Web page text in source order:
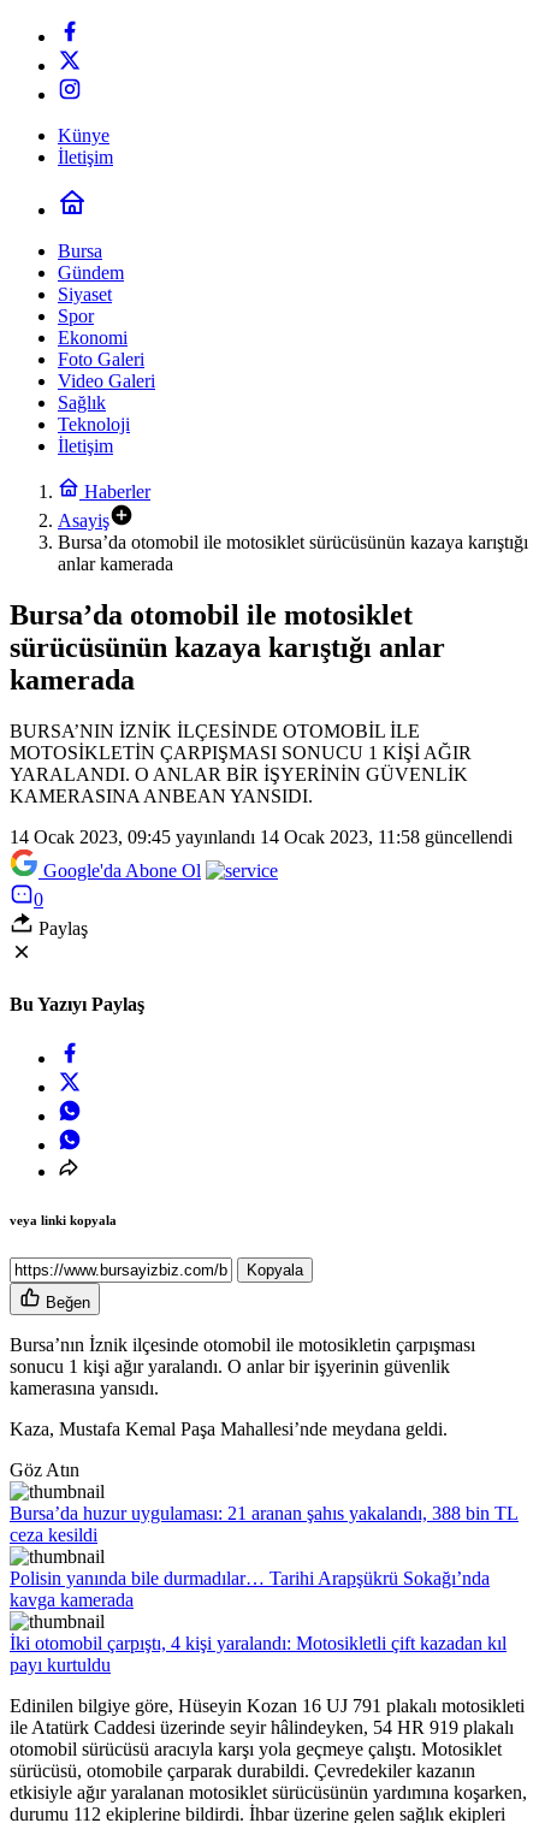
Künye
İletişim
Bursa
Gündem
Siyaset
Spor
Ekonomi
Foto Galeri
Video Galeri
Sağlık
Teknoloji
İletişim
Haberler
Asayiş
Bursa’da otomobil ile motosiklet sürücüsünün kazaya karıştığı
anlar kamerada
Bursa’da otomobil ile motosiklet
sürücüsünün kazaya karıştığı anlar
kamerada
BURSA’NIN İZNİK İLÇESİNDE OTOMOBİL İLE
MOTOSİKLETİN ÇARPIŞMASI SONUCU 1 KİŞİ AĞIR
YARALANDI. O ANLAR BİR İŞYERİNİN GÜVENLİK
KAMERASINA ANBEAN YANSIDI.
14 Ocak 2023, 09:45 yayınlandı 14 Ocak 2023, 11:58 güncellendi
Google'da Abone Ol
0
Paylaş
Bu Yazıyı Paylaş
veya linki kopyala
Kopyala
Beğen
Bursa’nın İznik ilçesinde otomobil ile motosikletin çarpışması
sonucu 1 kişi ağır yaralandı. O anlar bir işyerinin güvenlik
kamerasına yansıdı.
Kaza, Mustafa Kemal Paşa Mahallesi’nde meydana geldi.
Göz Atın
Bursa’da huzur uygulaması: 21 aranan şahıs yakalandı, 388 bin TL
ceza kesildi
Polisin yanında bile durmadılar… Tarihi Arapşükrü Sokağı’nda
kavga kamerada
İki otomobil çarpıştı, 4 kişi yaralandı: Motosikletli çift kazadan kıl
payı kurtuldu
Edinilen bilgiye göre, Hüseyin Kozan 16 UJ 791 plakalı motosikleti
ile Atatürk Caddesi üzerinde seyir hâlindeyken, 54 HR 919 plakalı
otomobil sürücüsü aracıyla karşı yola geçmeye çalıştı. Motosiklet
sürücüsü, otomobile çarparak durabildi. Çevredekiler kazanın
etkisiyle ağır yaralanan motosiklet sürücüsünün yardımına koşarken,
durumu 112 ekiplerine bildirdi. İhbar üzerine gelen sağlık ekipleri